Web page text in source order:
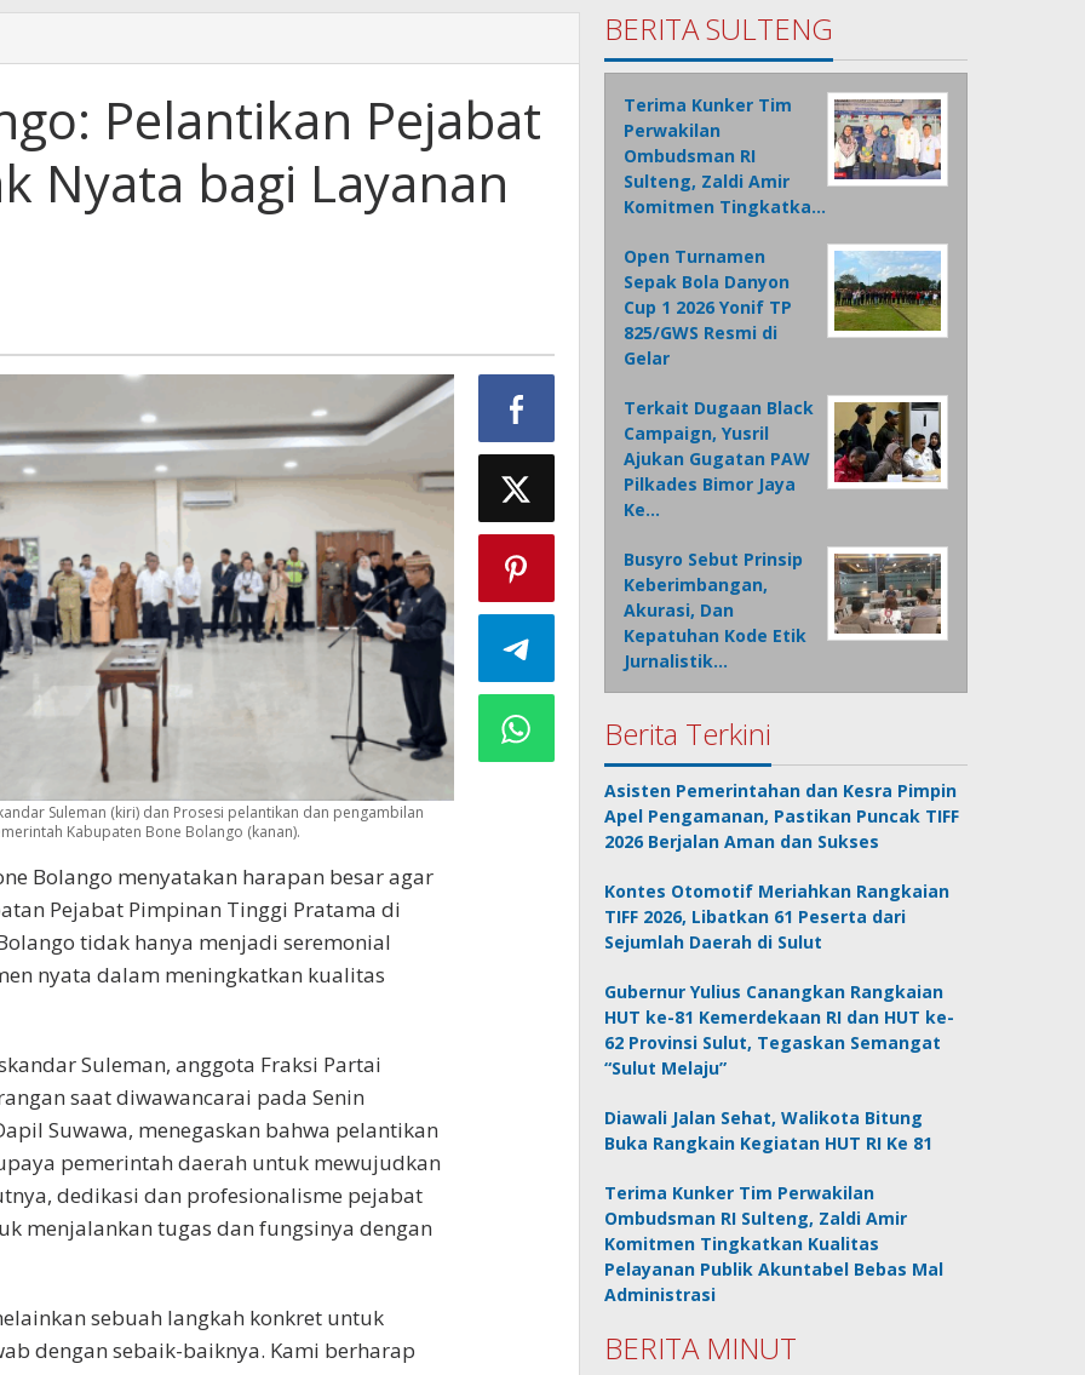
Pelantikan Pejabat
Nyata bagi Layanan
Suleman (kiri) dan Prosesi pelantikan dan pengambilan
Kabupaten Bone Bolango (kanan).
Bolango menyatakan harapan besar agar
Pejabat Pimpinan Tinggi Pratama di
tidak hanya menjadi seremonial
nyata dalam meningkatkan kualitas
Suleman, anggota Fraksi Partai
saat diwawancarai pada Senin
Suwawa, menegaskan bahwa pelantikan
pemerintah daerah untuk mewujudkan
dedikasi dan profesionalisme pejabat
menjalankan tugas dan fungsinya dengan
sebuah langkah konkret untuk
dengan sebaik-baiknya. Kami berharap
BERITA SULTENG
Terima Kunker Tim
Perwakilan
Ombudsman RI
Sulteng, Zaldi Amir
Komitmen Tingkatka…
Open Turnamen
Sepak Bola Danyon
Cup 1 2026 Yonif TP
825/GWS Resmi di
Gelar
Terkait Dugaan Black
Campaign, Yusril
Ajukan Gugatan PAW
Pilkades Bimor Jaya
Ke…
Busyro Sebut Prinsip
Keberimbangan,
Akurasi, Dan
Kepatuhan Kode Etik
Jurnalistik…
Berita Terkini
Asisten Pemerintahan dan Kesra Pimpin
Apel Pengamanan, Pastikan Puncak TIFF
2026 Berjalan Aman dan Sukses
Kontes Otomotif Meriahkan Rangkaian
TIFF 2026, Libatkan 61 Peserta dari
Sejumlah Daerah di Sulut
Gubernur Yulius Canangkan Rangkaian
HUT ke-81 Kemerdekaan RI dan HUT ke-
62 Provinsi Sulut, Tegaskan Semangat
“Sulut Melaju”
Diawali Jalan Sehat, Walikota Bitung
Buka Rangkain Kegiatan HUT RI Ke 81
Terima Kunker Tim Perwakilan
Ombudsman RI Sulteng, Zaldi Amir
Komitmen Tingkatkan Kualitas
Pelayanan Publik Akuntabel Bebas Mal
Administrasi
BERITA MINUT